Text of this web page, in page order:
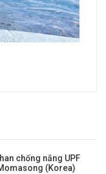
chống nắng UPF
(Korea)